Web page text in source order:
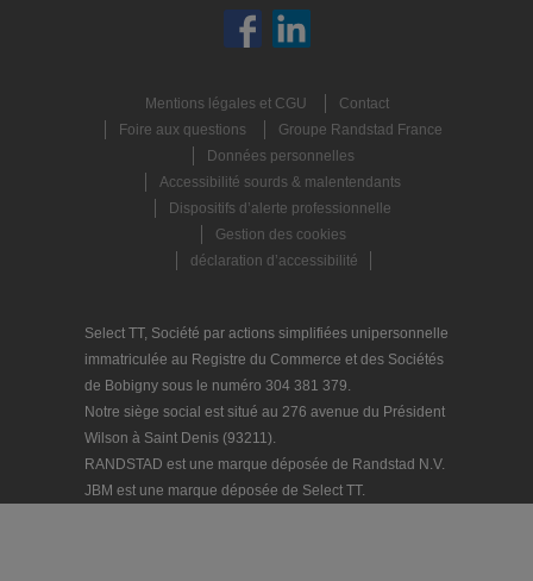
Mentions légales et CGU
Contact
Foire aux questions
Groupe Randstad France
Données personnelles
Accessibilité sourds & malentendants
Dispositifs d’alerte professionnelle
Gestion des cookies
déclaration d’accessibilité
Select TT, Société par actions simplifiées unipersonnelle
immatriculée au Registre du Commerce et des Sociétés
de Bobigny sous le numéro 304 381 379.
Notre siège social est situé au 276 avenue du Président
Wilson à Saint Denis (93211).
RANDSTAD est une marque déposée de Randstad N.V.
JBM est une marque déposée de Select TT.